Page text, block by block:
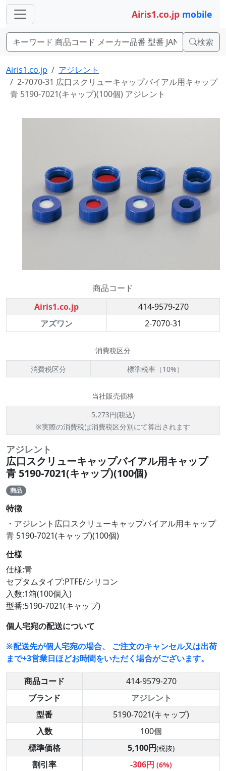
Airis1.co.jp mobile
検索
Airis1.co.jp
アジレント
2-7070-31 広口スクリューキャップバイアル用キャップ
青 5190-7021(キャップ)(100個) アジレント
商品コード
Airis1.co.jp
414-9579-270
アズワン
2-7070-31
消費税区分
消費税区分
標準税率（10%）
当社販売価格
5,273円(税込)
※実際の消費税は消費税区分別にて算出されます
アジレント
広口スクリューキャップバイアル用キャップ
青 5190-7021(キャップ)(100個)
商品
特徴
・アジレント広口スクリューキャップバイアル用キャップ
青 5190-7021(キャップ)(100個)
仕様
仕様:青
セプタムタイプ:PTFE/シリコン
入数:1箱(100個入)
型番:5190-7021(キャップ)
個人宅宛の配送について
※配送先が個人宅宛の場合、 ご注文のキャンセル又は出荷
まで+3営業日ほどお時間をいただく場合がございます。
商品コード
414-9579-270
ブランド
アジレント
型番
5190-7021(キャップ)
入数
100個
標準価格
5,100円(税抜)
割引率 -306円 (6%)